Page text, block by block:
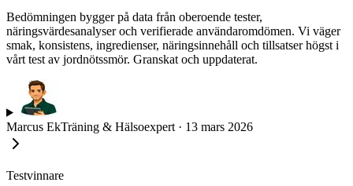
Bedömningen bygger på data från oberoende tester,
näringsvärdesanalyser och verifierade användaromdömen. Vi väger
smak, konsistens, ingredienser, näringsinnehåll och tillsatser högst i
vårt test av jordnötssmör. Granskat och uppdaterat.
Marcus EkTräning & Hälsoexpert · 13 mars 2026
Testvinnare